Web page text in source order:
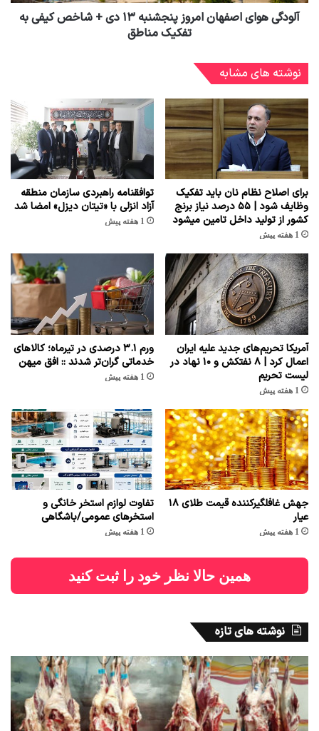
آلودگی هوای اصفهان امروز پنجشنبه ۱۳ دی + شاخص کیفی به
تفکیک مناطق
نوشته های مشابه
برای اصلاح نظام نان باید تفکیک
وظایف شود | ۵۵ درصد نیاز برنج
کشور از تولید داخل تامین میشود
1 هفته پیش
توافقنامه راهبردی سازمان منطقه
آزاد انزلی با «تیتان دیزل» امضا شد
1 هفته پیش
آمریکا تحریم‌های جدید علیه ایران
اعمال کرد | ۸ نفتکش و ۱۰ نهاد در
لیست تحریم
1 هفته پیش
ورم ۳.۱ درصدی در تیرماه؛ کالاهای
خدماتی گران‌تر شدند :: افق میهن
1 هفته پیش
جهش غافلگیرکننده قیمت طلای ۱۸
عیار
1 هفته پیش
تفاوت لوازم استخر خانگی و
استخرهای عمومی/باشگاهی
1 هفته پیش
همین حالا نظر خود را ثبت کنید
نوشته های تازه